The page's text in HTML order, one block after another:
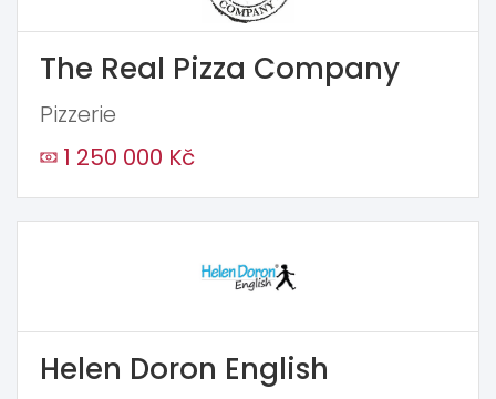
The Real Pizza Company
Pizzerie
1 250 000 Kč
Helen Doron English